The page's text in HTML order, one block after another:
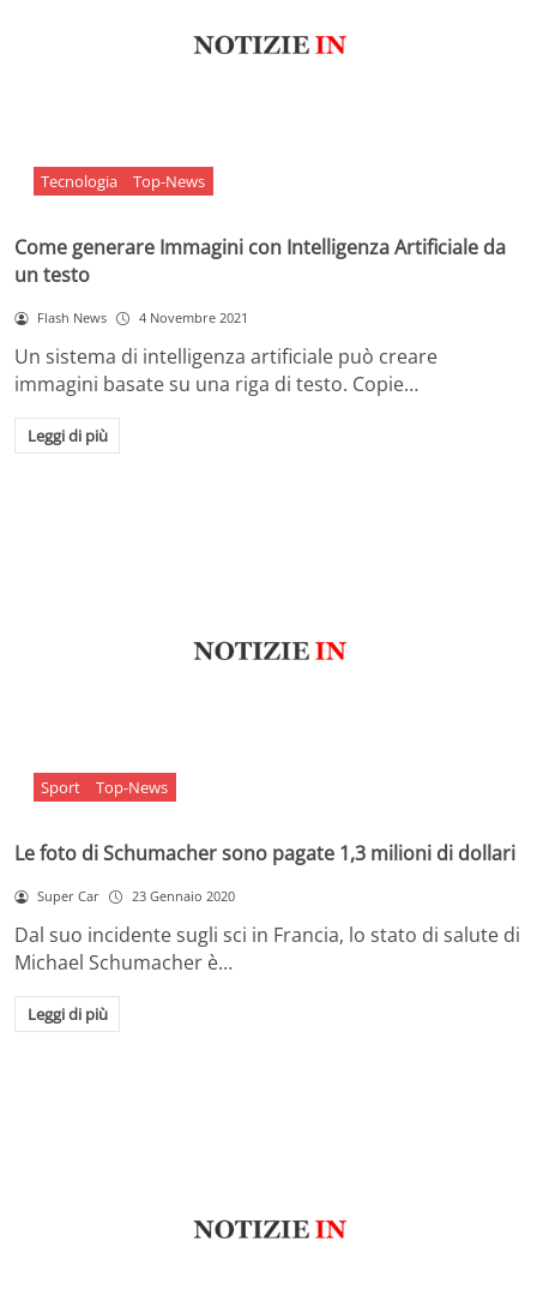
Tecnologia Top-News
Come generare Immagini con Intelligenza Artificiale da
un testo
Flash News 4 Novembre 2021
Un sistema di intelligenza artificiale può creare
immagini basate su una riga di testo. Copie…
Leggi di più
Sport Top-News
Le foto di Schumacher sono pagate 1,3 milioni di dollari
Super Car 23 Gennaio 2020
Dal suo incidente sugli sci in Francia, lo stato di salute di
Michael Schumacher è…
Leggi di più